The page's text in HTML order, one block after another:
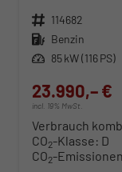
Fahrzeugnr. 114682
Kraftstoff Benzin
Leistung 85 kW (116 PS)
23.990,– €
incl. 19% MwSt.
Verbrauch
CO2-Klasse: D
CO2-